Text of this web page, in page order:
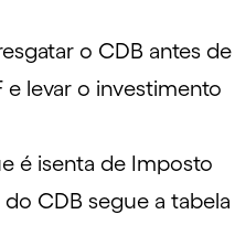
o CDB antes de
e levar o investimento
é isenta de Imposto
CDB segue a tabela